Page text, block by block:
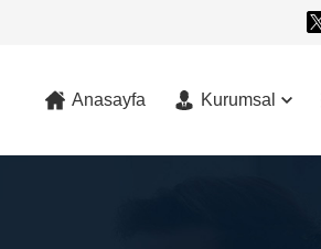
Anasayfa Kurumsal